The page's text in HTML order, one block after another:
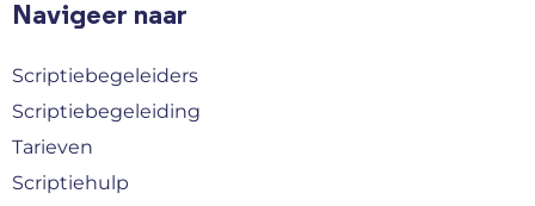
Navigeer naar
Scriptiebegeleiders
Scriptiebegeleiding
Tarieven
Scriptiehulp